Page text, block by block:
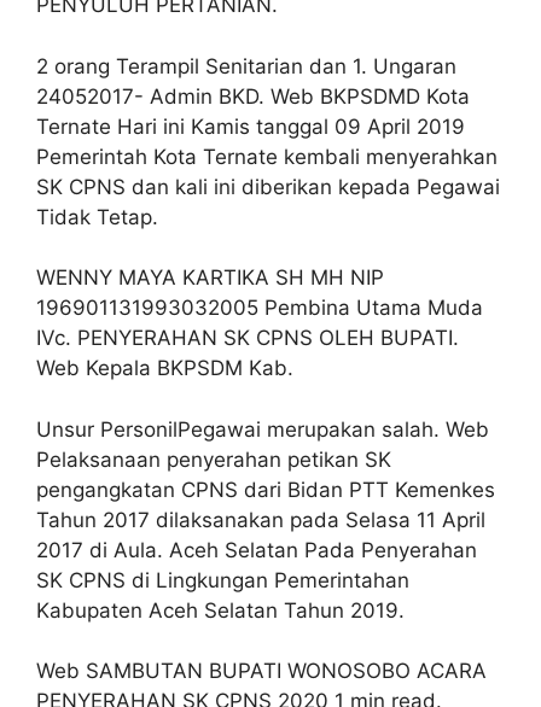
PENYULUH PERTANIAN.
2 orang Terampil Senitarian dan 1. Ungaran
24052017- Admin BKD. Web BKPSDMD Kota
Ternate Hari ini Kamis tanggal 09 April 2019
Pemerintah Kota Ternate kembali menyerahkan
SK CPNS dan kali ini diberikan kepada Pegawai
Tidak Tetap.
WENNY MAYA KARTIKA SH MH NIP
196901131993032005 Pembina Utama Muda
IVc. PENYERAHAN SK CPNS OLEH BUPATI.
Web Kepala BKPSDM Kab.
Unsur PersonilPegawai merupakan salah. Web
Pelaksanaan penyerahan petikan SK
pengangkatan CPNS dari Bidan PTT Kemenkes
Tahun 2017 dilaksanakan pada Selasa 11 April
2017 di Aula. Aceh Selatan Pada Penyerahan
SK CPNS di Lingkungan Pemerintahan
Kabupaten Aceh Selatan Tahun 2019.
Web SAMBUTAN BUPATI WONOSOBO ACARA
PENYERAHAN SK CPNS 2020 1 min read.